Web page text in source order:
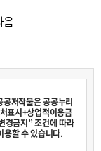
도 되제?
들어야.
만 듣제?
아녀.
이 없어야. 느
음
공저작물은 공공누리
표시+상업적이용금
경금지” 조건에 따라
용할 수 있습니다.